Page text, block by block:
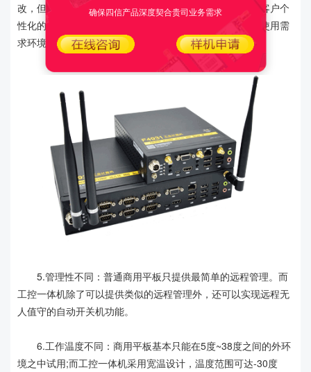
改，但工控一体机，它的工业级主板可以灵活的满足一些客户个
性化的需求。可以实现用户的定制化。更完美配合客户的使用需
求环境。
5.管理性不同：普通商用平板只提供最简单的远程管理。而
工控一体机除了可以提供类似的远程管理外，还可以实现远程无
人值守的自动开关机功能。
6.工作温度不同：商用平板基本只能在5度~38度之间的外环
境之中试用;而工控一体机采用宽温设计，温度范围可达-30度
确保四信产品深度契合贵司业务需求